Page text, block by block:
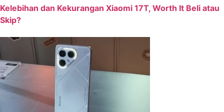
Kelebihan dan Kekurangan Xiaomi 17T, Worth It Beli atau
Skip?